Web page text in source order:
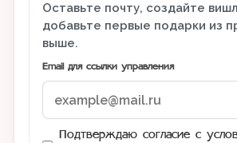
Оставьте почту, создайте
добавьте первые подарки из
выше.
Email для ссылки управления
Подтверждаю согласие с